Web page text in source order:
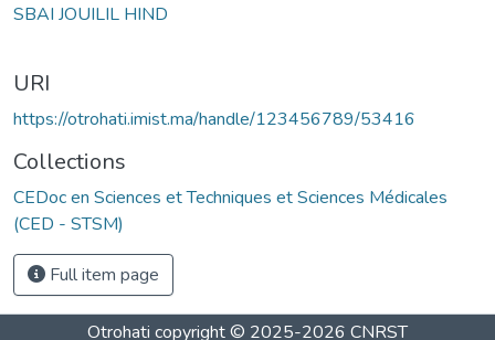
SBAI JOUILIL HIND
URI
https://otrohati.imist.ma/handle/123456789/53416
Collections
CEDoc en Sciences et Techniques et Sciences Médicales
(CED - STSM)
Full item page
Otrohati copyright © 2025-2026 CNRST